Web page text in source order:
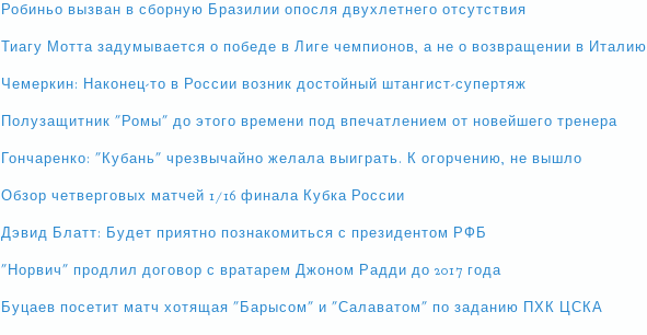
Робиньо вызван в сборную Бразилии опосля двухлетнего отсутствия
Тиагу Мотта задумывается о победе в Лиге чемпионов, а не о возвращении в Италию
Чемеркин: Наконец-то в России возник достойный штангист-супертяж
Полузащитник "Ромы" до этого времени под впечатлением от новейшего тренера
Гончаренко: "Кубань" чрезвычайно желала выиграть. К огорчению, не вышло
Обзор четверговых матчей 1/16 финала Кубка России
Дэвид Блатт: Будет приятно познакомиться с президентом РФБ
"Норвич" продлил договор с вратарем Джоном Радди до 2017 года
Буцаев посетит матч хотящая "Барысом" и "Салаватом" по заданию ПХК ЦСКА